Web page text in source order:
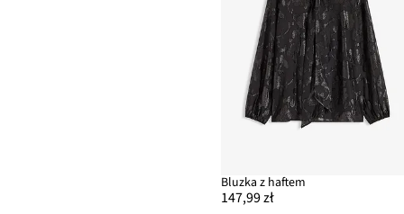
Bluzka z haftem
147,99 zł